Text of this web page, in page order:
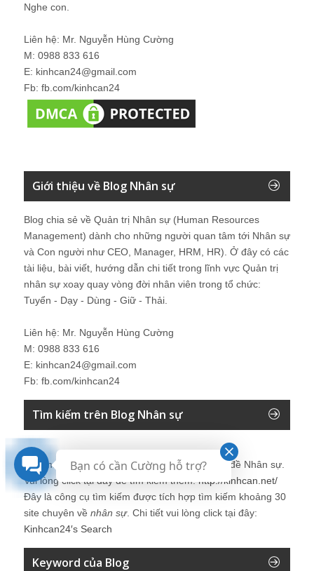
Nghe con.
Liên hệ: Mr. Nguyễn Hùng Cường
M: 0988 833 616
E: kinhcan24@gmail.com
Fb: fb.com/kinhcan24
Giới thiệu về Blog Nhân sự
Blog chia sẻ về Quản trị Nhân sự (Human Resources
Management) dành cho những người quan tâm tới Nhân sự
và Con người như CEO, Manager, HRM, HR). Ở đây có các
tài liệu, bài viết, hướng dẫn chi tiết trong lĩnh vực Quản trị
nhân sự xoay quay vòng đời nhân viên trong tổ chức:
Tuyển - Dạy - Dùng - Giữ - Thải.
Liên hệ: Mr. Nguyễn Hùng Cường
M: 0988 833 616
E: kinhcan24@gmail.com
Fb: fb.com/kinhcan24
Tìm kiếm trên Blog Nhân sự
Bạn muốn tìm kiếm thêm thông tin về các vấn đề Nhân sự
Vui lòng click tại đây để tìm kiếm thêm:http://kinhcan.net/
Đây là công cụ tìm kiếm được tích hợp tìm kiếm khoảng 30
site chuyên về nhân sự. Chi tiết vui lòng click tại đây:
Kinhcan24′s Search
Keyword của Blog
Bạn có cần Cường hỗ trợ?